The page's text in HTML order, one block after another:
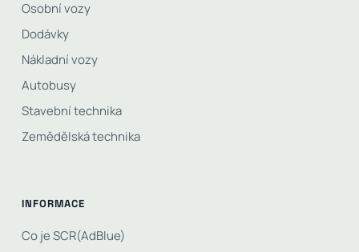
Osobní vozy
Dodávky
Nákladní vozy
Autobusy
Stavební technika
Zemědělská technika
INFORMACE
Co je SCR(AdBlue)